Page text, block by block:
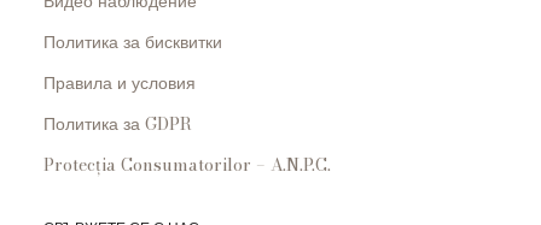
Политика за бисквитки
Правила и условия
Политика за GDPR
Protecția Consumatorilor – A.N.P.C.